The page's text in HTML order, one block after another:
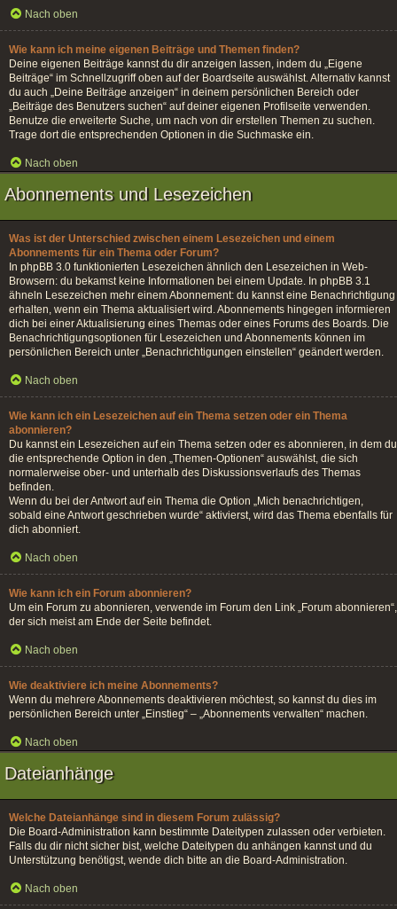
Nach oben
Wie kann ich meine eigenen Beiträge und Themen finden?
Deine eigenen Beiträge kannst du dir anzeigen lassen, indem du „Eigene
Beiträge“ im Schnellzugriff oben auf der Boardseite auswählst. Alternativ kannst
du auch „Deine Beiträge anzeigen“ in deinem persönlichen Bereich oder
„Beiträge des Benutzers suchen“ auf deiner eigenen Profilseite verwenden.
Benutze die erweiterte Suche, um nach von dir erstellen Themen zu suchen.
Trage dort die entsprechenden Optionen in die Suchmaske ein.
Nach oben
Abonnements und Lesezeichen
Was ist der Unterschied zwischen einem Lesezeichen und einem
Abonnements für ein Thema oder Forum?
In phpBB 3.0 funktionierten Lesezeichen ähnlich den Lesezeichen in Web-
Browsern: du bekamst keine Informationen bei einem Update. In phpBB 3.1
ähneln Lesezeichen mehr einem Abonnement: du kannst eine Benachrichtigung
erhalten, wenn ein Thema aktualisiert wird. Abonnements hingegen informieren
dich bei einer Aktualisierung eines Themas oder eines Forums des Boards. Die
Benachrichtigungsoptionen für Lesezeichen und Abonnements können im
persönlichen Bereich unter „Benachrichtigungen einstellen“ geändert werden.
Nach oben
Wie kann ich ein Lesezeichen auf ein Thema setzen oder ein Thema
abonnieren?
Du kannst ein Lesezeichen auf ein Thema setzen oder es abonnieren, in dem du
die entsprechende Option in den „Themen-Optionen“ auswählst, die sich
normalerweise ober- und unterhalb des Diskussionsverlaufs des Themas
befinden.
Wenn du bei der Antwort auf ein Thema die Option „Mich benachrichtigen,
sobald eine Antwort geschrieben wurde“ aktivierst, wird das Thema ebenfalls für
dich abonniert.
Nach oben
Wie kann ich ein Forum abonnieren?
Um ein Forum zu abonnieren, verwende im Forum den Link „Forum abonnieren“,
der sich meist am Ende der Seite befindet.
Nach oben
Wie deaktiviere ich meine Abonnements?
Wenn du mehrere Abonnements deaktivieren möchtest, so kannst du dies im
persönlichen Bereich unter „Einstieg“ – „Abonnements verwalten“ machen.
Nach oben
Dateianhänge
Welche Dateianhänge sind in diesem Forum zulässig?
Die Board-Administration kann bestimmte Dateitypen zulassen oder verbieten.
Falls du dir nicht sicher bist, welche Dateitypen du anhängen kannst und du
Unterstützung benötigst, wende dich bitte an die Board-Administration.
Nach oben